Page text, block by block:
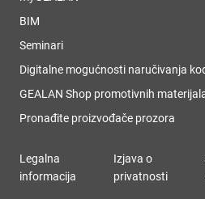
BIM
Seminari
Digitalne mogućnosti naručivanja
GEALAN Shop promotivnih
Pronađite proizvođače prozora
Legalna
informacija
Izjava o
privatnosti